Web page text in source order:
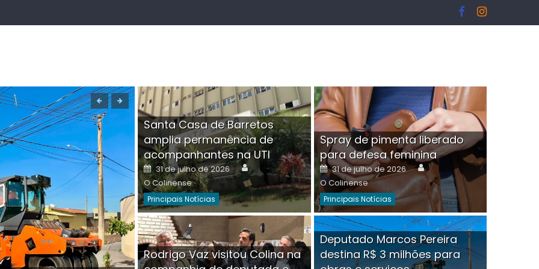
Boutique na Av. Ângelo Martins Tristão é
invadida por criminoso mascarado
Santa Casa de Barretos
amplia permanência de
acompanhantes na UTI
Posted
on
31 de julho de 2026 Author
O Colinense
Principais Notícias
Spray de pimenta liberado
para defesa feminina
Posted
on
31 de julho de 2026 Author
O Colinense
Principais Notícias
Rodrigo Vaz visitou Colina na
Deputado Marcos Pereira
destina R$ 3 milhões para